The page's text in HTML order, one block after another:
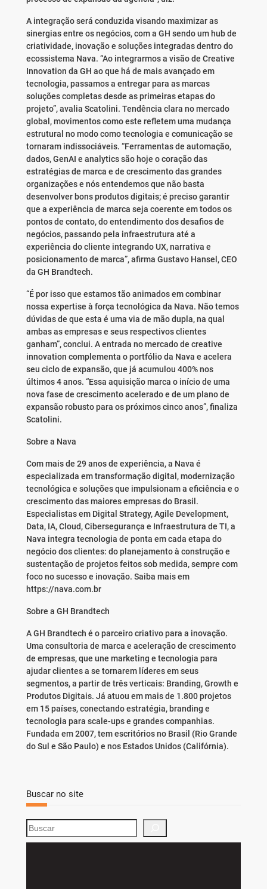
A integração será conduzida visando maximizar as
sinergias entre os negócios, com a GH sendo um hub de
criatividade, inovação e soluções integradas dentro do
ecossistema Nava. “Ao integrarmos a visão de Creative
Innovation da GH ao que há de mais avançado em
tecnologia, passamos a entregar para as marcas
soluções completas desde as primeiras etapas do
projeto”, avalia Scatolini. Tendência clara no mercado
global, movimentos como este refletem uma mudança
estrutural no modo como tecnologia e comunicação se
tornaram indissociáveis. “Ferramentas de automação,
dados, GenAI e analytics são hoje o coração das
estratégias de marca e de crescimento das grandes
organizações e nós entendemos que não basta
desenvolver bons produtos digitais; é preciso garantir
que a experiência de marca seja coerente em todos os
pontos de contato, do entendimento dos desafios de
negócios, passando pela infraestrutura até a
experiência do cliente integrando UX, narrativa e
posicionamento de marca”, afirma Gustavo Hansel, CEO
da GH Brandtech.
“É por isso que estamos tão animados em combinar
nossa expertise à força tecnológica da Nava. Não temos
dúvidas de que esta é uma via de mão dupla, na qual
ambas as empresas e seus respectivos clientes
ganham”, conclui. A entrada no mercado de creative
innovation complementa o portfólio da Nava e acelera
seu ciclo de expansão, que já acumulou 400% nos
últimos 4 anos. “Essa aquisição marca o início de uma
nova fase de crescimento acelerado e de um plano de
expansão robusto para os próximos cinco anos”, finaliza
Scatolini.
Sobre a Nava
Com mais de 29 anos de experiência, a Nava é
especializada em transformação digital, modernização
tecnológica e soluções que impulsionam a eficiência e o
crescimento das maiores empresas do Brasil.
Especialistas em Digital Strategy, Agile Development,
Data, IA, Cloud, Cibersegurança e Infraestrutura de TI, a
Nava integra tecnologia de ponta em cada etapa do
negócio dos clientes: do planejamento à construção e
sustentação de projetos feitos sob medida, sempre com
foco no sucesso e inovação. Saiba mais em
https://nava.com.br
Sobre a GH Brandtech
A GH Brandtech é o parceiro criativo para a inovação.
Uma consultoria de marca e aceleração de crescimento
de empresas, que une marketing e tecnologia para
ajudar clientes a se tornarem líderes em seus
segmentos, a partir de três verticais: Branding, Growth e
Produtos Digitais. Já atuou em mais de 1.800 projetos
em 15 países, conectando estratégia, branding e
tecnologia para scale-ups e grandes companhias.
Fundada em 2007, tem escritórios no Brasil (Rio Grande
do Sul e São Paulo) e nos Estados Unidos (Califórnia).
Buscar no site
S
e